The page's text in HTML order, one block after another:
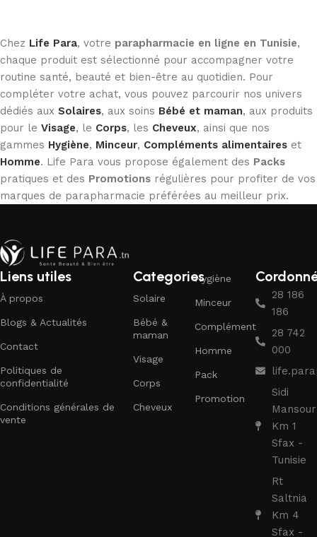
Chez Life Para, votre parapharmacie en ligne en Tunisie,
chaque produit est sélectionné pour accompagner votre
routine santé, beauté et bien-être au quotidien. Pour
compléter votre achat, vous pouvez parcourir nos univers
dédiés aux Solaires, aux soins Bébé et maman, aux produits
pour le Visage, le Corps, les Cheveux, ainsi que nos
gammes Hygiène, Minceur, Compléments alimentaires et
Homme. Life Para vous propose également des Packs
pratiques et des Promotions régulières pour profiter de vos
marques de parapharmacie préférées au meilleur prix.
Liens utiles
À propos
Blogs & Actualités
Contact
Politiques de
confidentialité
Conditions générales de
vente
Categories
Solaire
Bébé &
maman
Visage
Corps
Cheveux
Hygiène
Minceur
Complément
Homme
Pack
Promotion
28 186
186
28 742
000
Sidi
Mansour
Km 1
Sfax -
Tunisie
Rt
Saltnia
Km 4
Sfax -